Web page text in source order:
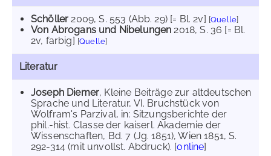
Schöller 2009, S. 553 (Abb. 29) [= Bl. 2v] [Quelle]
Von Abrogans und Nibelungen 2018, S. 36 [= Bl.
2v, farbig] [Quelle]
Literatur
Joseph Diemer, Kleine Beiträge zur altdeutschen
Sprache und Literatur, VI. Bruchstück von
Wolfram's Parzival, in: Sitzungsberichte der
phil.-hist. Classe der kaiserl. Akademie der
Wissenschaften, Bd. 7 (Jg. 1851), Wien 1851, S.
292-314 (mit unvollst. Abdruck). [online]